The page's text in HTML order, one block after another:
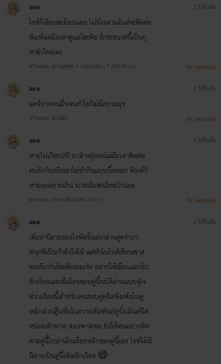
ava
ไรท์ก็เขียนซะย้อนแยง ไม่มีเวลาแม้แต่จะติดต่อ
พิมพ์แต่มีเวลาดูแลโซเฟีย ถ้าจะขนาดนี้เป็นกุ
หาผัวใหม่ละ
จากตอน: ความจริง + นอนเฉยๆ ? (NC25++)
2 ปีที่แล้ว
ตอบกลับ
ava
แคร์ปากคนอื่นจนทำให่ไม่มีความสุข
จากตอน: ข่าวลือ
2 ปีที่แล้ว
ตอบกลับ
ava
หายไปเกือบ2ปี มาอ้างยุ่งจนไม่มีเวลาติดต่อ
คนรักกันจริงเขาไม่ทำกันแบบนี้หรอก พิมพ์ก็
หายงอลง่ายเกิน น่าจะมีแฟนใหม่ไปเลย
จากตอน: การกลับมา(NC25++)
2 ปีที่แล้ว
ตอบกลับ
ava
เพิ่งอ่านิยายของไรท์ครั้งแรกอ่านดูคร่าวๆ
สนุกดีเป็นกำลังใจให้ แต่ทำไมไรท์เขียนพาส
ของนิกกับโซเฟียเยอะจัง อยากให้เขียนแยกไป
อีกเรื่องเลยเผื่อใครชอบคู่นี้จะได้อ่านแบบจุใจ
ส่วนเรื่องนี้สำหรับคนชอบคู่คริสพิมพ์เน้นคู่
หลักส่วนคู่ื่นที่เน้นความสัมพันธ์คู่นั้นมีแค่นิด
หน่อยสักพาส สองพาสพอ ยั่วให้คนอยากติด
ตามคู่นี้ไปอ่านในเรื่องหลักของคู่นี้เอง ไรท์ได้มี
นิยายเป็นคู่นี้เพิ่มอีกเรื่อง 😄
2 ปีที่แล้ว